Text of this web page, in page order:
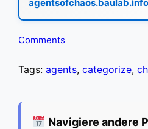
agentsofchaos.baulab.info
Comments
Tags: agents, categorize,
Navigiere andere